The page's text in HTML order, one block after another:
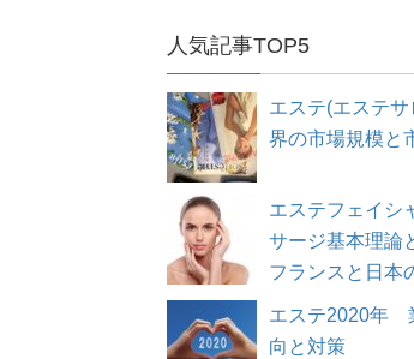
人気記事TOP5
エステ(エステサ
界の市場規模と
エステフェイシ
サージ基本理論
フランスと日本
エステ2020年
向と対策